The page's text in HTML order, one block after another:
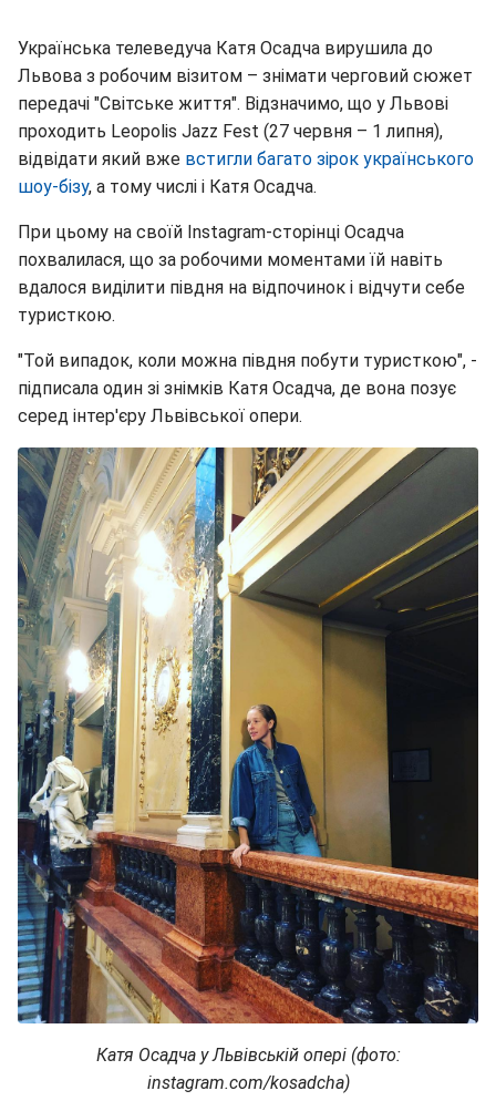
Українська телеведуча Катя Осадча вирушила до
Львова з робочим візитом – знімати черговий сюжет
передачі "Світське життя". Відзначимо, що у Львові
проходить Leopolis Jazz Fest (27 червня – 1 липня),
відвідати який вже встигли багато зірок українського
шоу-бізу, а тому числі і Катя Осадча.
При цьому на своїй Instagram-сторінці Осадча
похвалилася, що за робочими моментами їй навіть
вдалося виділити півдня на відпочинок і відчути себе
туристкою.
"Той випадок, коли можна півдня побути туристкою", -
підписала один зі знімків Катя Осадча, де вона позує
серед інтер'єру Львівської опери.
Катя Осадча у Львівській опері (фото:
instagram.com/kosadcha)